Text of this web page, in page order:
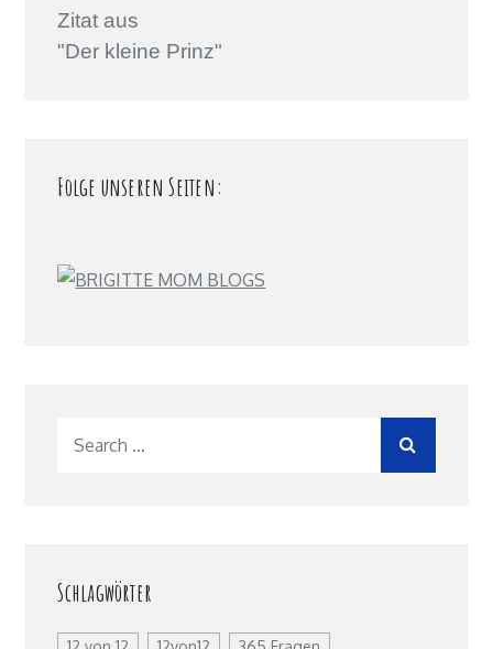
Zitat aus
"Der kleine Prinz"
Folge unseren Seiten:
Schlagwörter